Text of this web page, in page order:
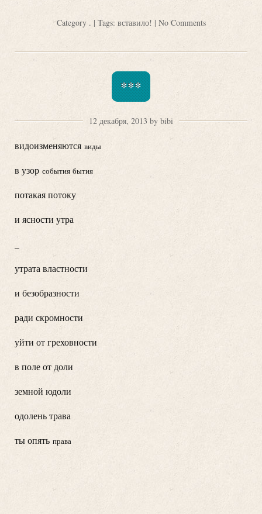
Category . | Tags: вставило! | No Comments
***
12 декабря, 2013 by bibi
видоизменяются виды
в узор события бытия
потакая потоку
и ясности утра
утрата властности
и безобразности
ради скромности
уйти от греховности
в поле от доли
земной юдоли
одолень трава
ты опять права